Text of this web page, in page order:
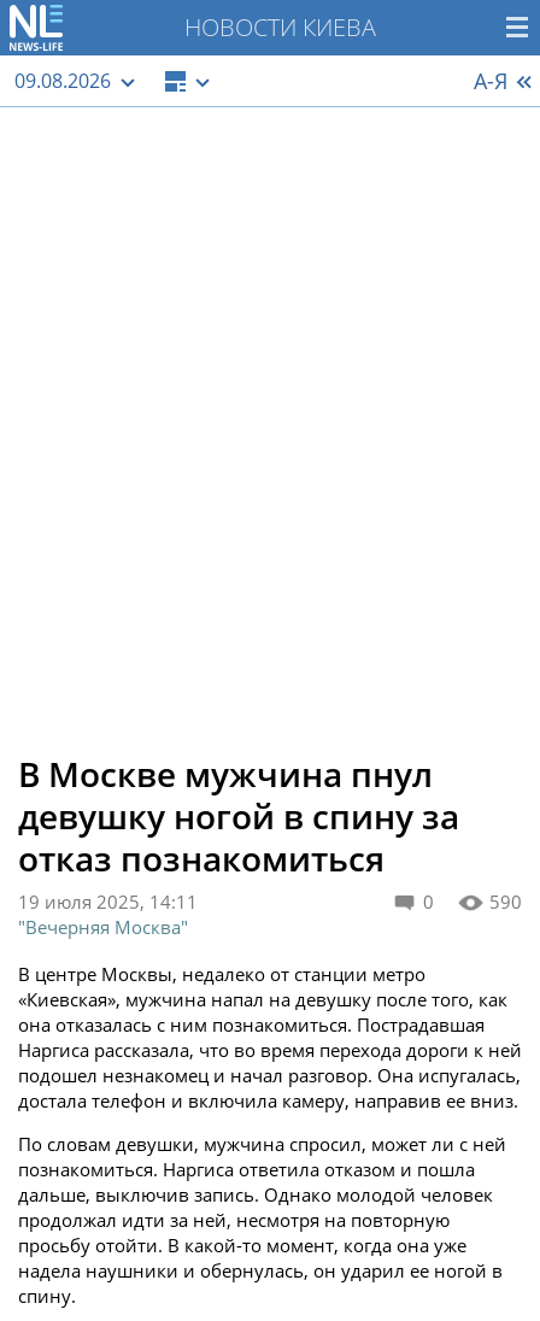
НОВОСТИ КИЕВА
09.08.2026 А-Я
В Москве мужчина пнул
девушку ногой в спину за
отказ познакомиться
0 590
19 июля 2025, 14:11
"Вечерняя Москва"
В центре Москвы, недалеко от станции метро
«Киевская», мужчина напал на девушку после того, как
она отказалась с ним познакомиться. Пострадавшая
Наргиса рассказала, что во время перехода дороги к ней
подошел незнакомец и начал разговор. Она испугалась,
достала телефон и включила камеру, направив ее вниз.
По словам девушки, мужчина спросил, может ли с ней
познакомиться. Наргиса ответила отказом и пошла
дальше, выключив запись. Однако молодой человек
продолжал идти за ней, несмотря на повторную
просьбу отойти. В какой-то момент, когда она уже
надела наушники и обернулась, он ударил ее ногой в
спину.